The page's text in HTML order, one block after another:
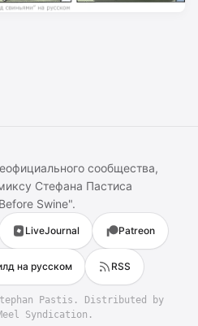
сообщества,
Стефана Пастиса
Swine".
LiveJournal Patreon
на русском RSS
Pastis . Distributed by
Syndication.